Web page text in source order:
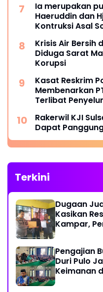
Ia merupakan
Haeruddin dan
Kontruksi Asal
Krisis Air Bersih
Diduga Sarat
Korupsi
Kasat Reskrim
Membenarkan
Terlibat
pare
Rakerwil KJI
Dapat
Terkini
Dugaan
Kasikan
Kampar,
Pengajian
Duri Pulo
Keimanan